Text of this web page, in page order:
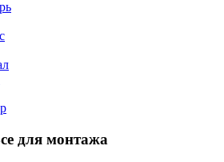
для монтажа